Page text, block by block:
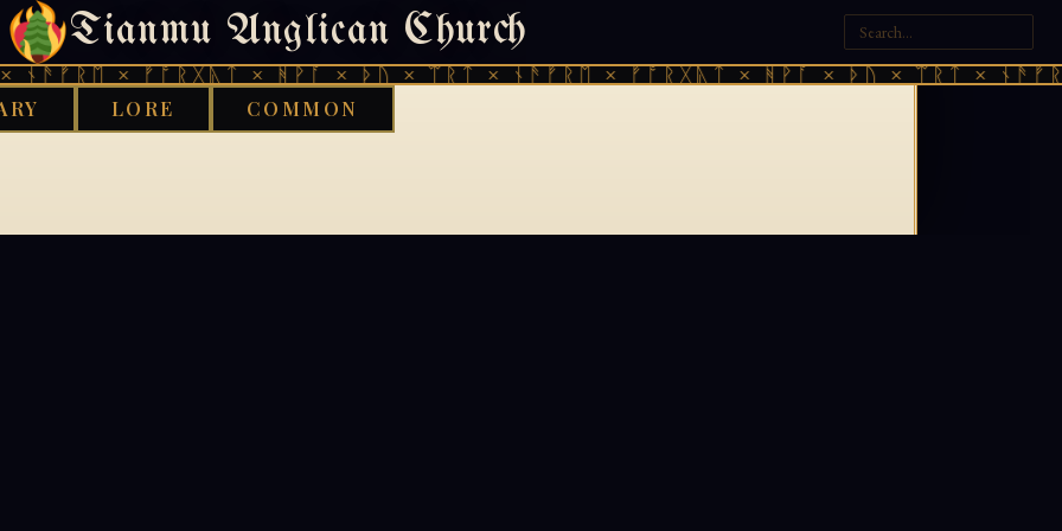
Tianmu Anglican Church
× ᚠᚩᚱᚷᚣᛏ × ᚻᚹᚪ × ᚦᚢ × ᛠᚱᛏ × ᚾᚫᚠᚱᛖ × ᚠᚩᚱᚷᚣᛏ × ᚻᚹᚪ × ᚦᚢ × ᛠᚱᛏ ×
LORE COMMON
404